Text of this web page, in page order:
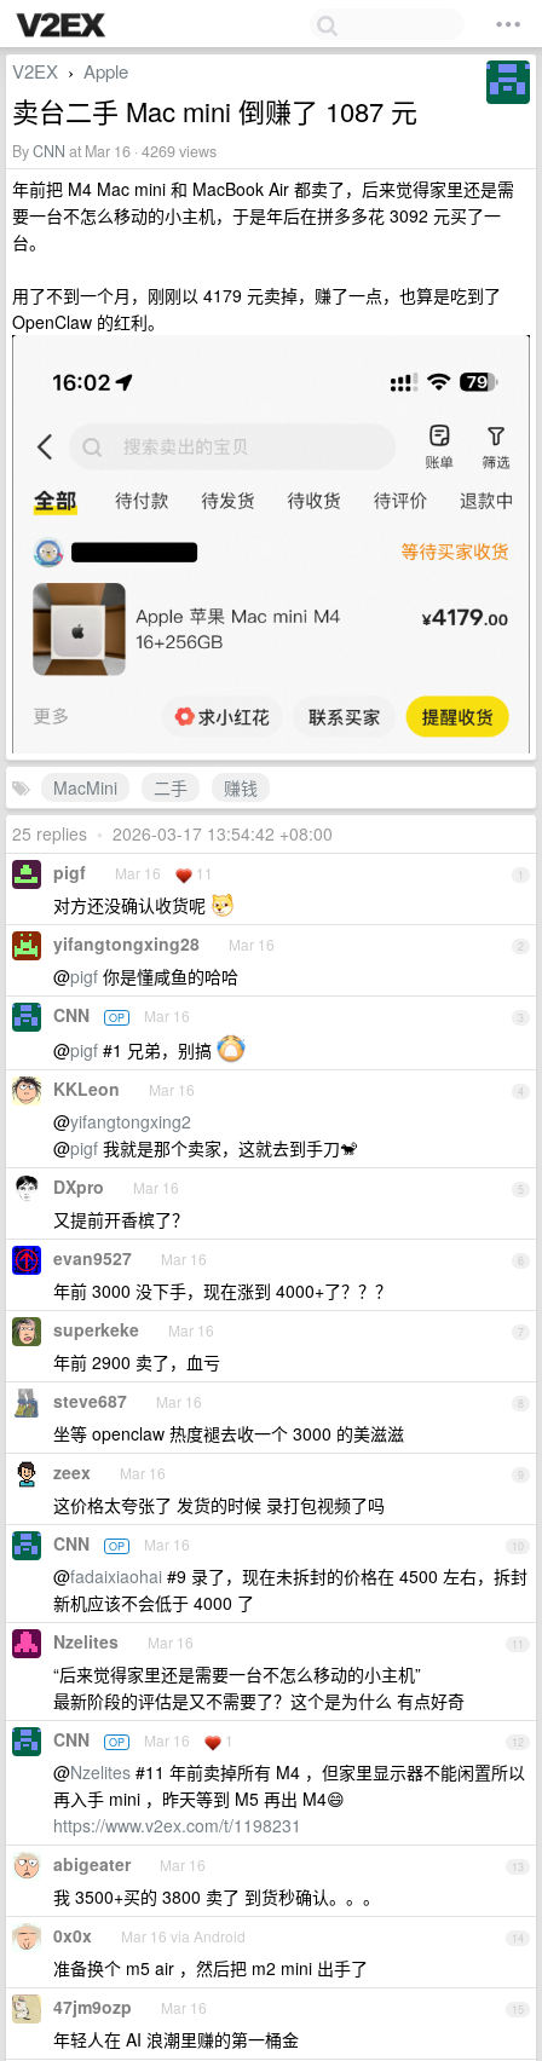
V2EX › Apple
卖台二手 Mac mini 倒赚了 1087 元
ByCNN at Mar 16 · 4269 views
年前把 M4 Mac mini 和 MacBook Air 都卖了，后来觉得家里还是需
要一台不怎么移动的小主机，于是年后在拼多多花 3092 元买了一
台。
用了不到一个月，刚刚以 4179 元卖掉，赚了一点，也算是吃到了
OpenClaw 的红利。
MacMini 二手
赚钱
25 replies • 2026-03-17 13:54:42 +08:00
1
pigf Mar 16 11
对方还没确认收货呢
2
yifangtongxing28 Mar 16
@pigf 你是懂咸鱼的哈哈
3
CNN OP Mar 16
@pigf #1 兄弟，别搞
4
KKLeon Mar 16
@yifangtongxing2
@pigf 我就是那个卖家，这就去到手刀🐒
5
DXpro Mar 16
又提前开香槟了？
6
evan9527 Mar 16
年前 3000 没下手，现在涨到 4000+了？？？
7
superkeke Mar 16
年前 2900 卖了，血亏
8
steve687 Mar 16
坐等 openclaw 热度褪去收一个 3000 的美滋滋
9
zeex Mar 16
这价格太夸张了 发货的时候 录打包视频了吗
10
CNN OP Mar 16
@fadaixiaohai #9 录了，现在未拆封的价格在 4500 左右，拆封
新机应该不会低于 4000 了
11
Nzelites Mar 16
“后来觉得家里还是需要一台不怎么移动的小主机”
最新阶段的评估是又不需要了？这个是为什么 有点好奇
12
CNN OP Mar 16 1
@Nzelites #11 年前卖掉所有 M4 ，但家里显示器不能闲置所以
再入手 mini ，昨天等到 M5 再出 M4😄
https://www.v2ex.com/t/1198231
13
abigeater Mar 16
我 3500+买的 3800 卖了 到货秒确认。。。
14
0x0x Mar 16 via Android
准备换个 m5 air ，然后把 m2 mini 出手了
15
47jm9ozp Mar 16
年轻人在 AI 浪潮里赚的第一桶金